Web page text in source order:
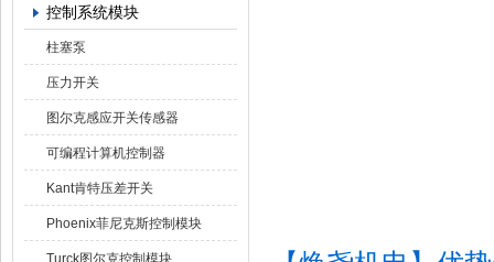
控制系统模块
柱塞泵
压力开关
图尔克感应开关传感器
可编程计算机控制器
Kant肯特压差开关
Phoenix菲尼克斯控制模块
Turck图尔克控制模块